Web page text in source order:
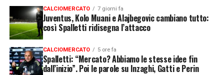
CALCIOMERCATO 7 giorni fa
Juventus, Kolo Muani e Alajbegovic cambiano tutto:
così Spalletti ridisegna l’attacco
CALCIOMERCATO 5 ore fa
Spalletti: “Mercato? Abbiamo le stesse idee fin
dall’inizio”. Poi le parole su Inzaghi, Gatti e Perin